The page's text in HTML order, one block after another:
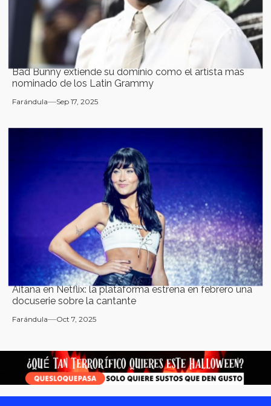
Bad Bunny extiende su dominio como el artista más
nominado de los Latin Grammy
Farándula Sep 17, 2025
Aitana en Netflix: la plataforma estrena en febrero una
docuserie sobre la cantante
Farándula Oct 7, 2025